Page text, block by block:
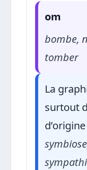
om
bombe,
tomber
La
surtout